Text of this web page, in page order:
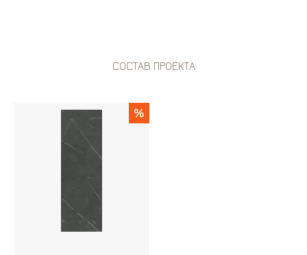
СОСТАВ ПРОЕКТА
%